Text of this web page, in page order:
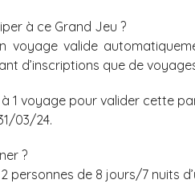
à ce Grand Jeu ?
voyage valide
d’inscriptions que de
à 1 voyage pour valider cette
03/24.
?
personnes de 8 jours/7 nuits